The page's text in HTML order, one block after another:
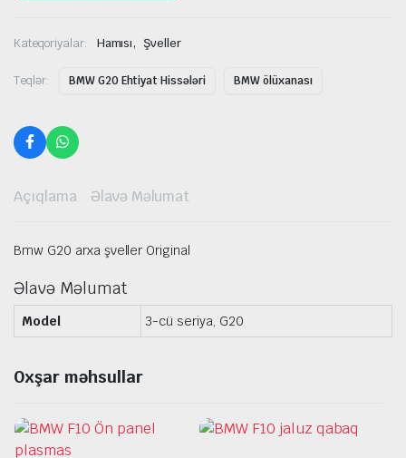
Kateqoriyalar: Hamısı, Şveller
Teqlər: BMW G20 Ehtiyat Hissələri BMW ölüxanası
Açıqlama Əlavə Məlumat
Bmw G20 arxa şveller Original
Əlavə Məlumat
Model 3-cü seriya, G20
Oxşar məhsullar